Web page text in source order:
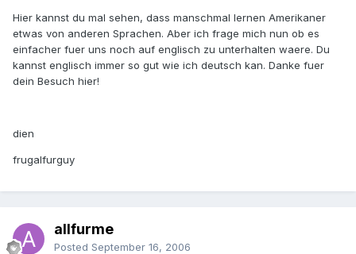
Hier kannst du mal sehen, dass manschmal lernen Amerikaner
etwas von anderen Sprachen. Aber ich frage mich nun ob es
einfacher fuer uns noch auf englisch zu unterhalten waere. Du
kannst englisch immer so gut wie ich deutsch kan. Danke fuer
dein Besuch hier!
dien
frugalfurguy
allfurme
Posted September 16, 2006